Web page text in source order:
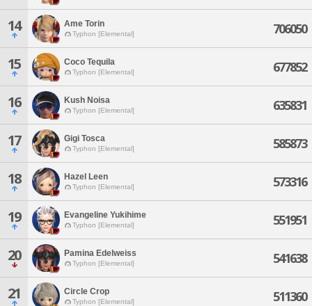
14 Ame Torin
Typhon [Elemental] 706050
15 Coco Tequila
Typhon [Elemental] 677852
16 Kush Noisa
Typhon [Elemental] 635831
17 Gigi Tosca
Typhon [Elemental] 585873
18 Hazel Leen
Typhon [Elemental] 573316
19 Evangeline Yukihime
Typhon [Elemental] 551951
20 Pamina Edelweiss
Typhon [Elemental] 541638
21 Circle Crop
Typhon [Elemental] 511360